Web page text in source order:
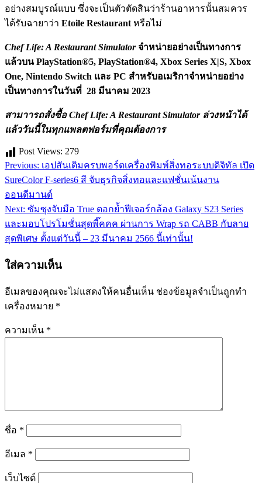
อย่างสมบูรณ์แบบ ซึ่งจะเป็นตัวตัดสินว่าร้านอาหารนั้นสมควร
ได้รับฉายาว่า Etoile Restaurant หรือไม่
Chef Life: A Restaurant Simulator จำหน่ายอย่างเป็นทางการ
แล้วบนPlayStation®5, PlayStation®4, Xbox Series X|S, Xbox
One, Nintendo Switch และ PC สำหรับอเมริกาจำหน่ายอย่าง
เป็นทางการในวันที่ 28 มีนาคม 2023
สามาารถสั่งซื้อChef Life: A Restaurant Simulator ล่วงหน้าได้
แล้ววันนี้ในทุกแพลตฟอร์มที่คุณต้องการ
Post Views: 279
แนะแนว
เรื่อง
Previous: เอปสันเติมครบพอร์ตเครื่องพิมพ์สิ่งทอระบบดิจิทัล เปิด
SureColor F-series6 สี จับธุรกิจสิ่งทอและแฟชั่นเน้นงาน
ออนดีมานด์
Next: ซัมซุงจับมือ True ตอกย้ำฟีเจอร์กล้อง Galaxy S23 Series
และมอบโปรโมชั่นสุดพี๊คคค ผ่านการ Wrap รถ CABB กับลาย
สุดพิเศษ ตั้งแต่วันนี้ – 23 มีนาคม 2566 นี้เท่านั้น!
ใส่ความเห็น
อีเมลของคุณจะไม่แสดงให้คนอื่นเห็น ช่องข้อมูลจำเป็นถูกทำ
เครื่องหมาย *
ความเห็น *
ชื่อ *
อีเมล *
เว็บไซต์